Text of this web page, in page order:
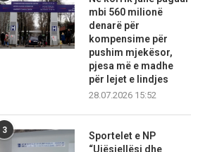
mbi 560 milionë
denarë për
kompensime për
pushim mjekësor,
pjesa më e madhe
për lejet e lindjes
28.07.2026 15:52
3
Sportelet e NP
“Ujësjellësi dhe